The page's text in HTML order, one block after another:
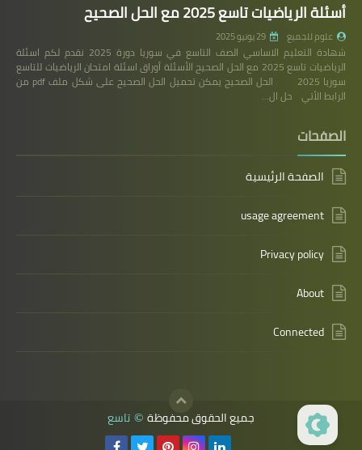
أسئلة الرياضيات تاسع 2025 مع الحل الصحيح
علوم للجميع 29 يونيو 2025
شهادة التعليم الاساسي الصف التاسع في سوريا دورة 2025 نقدم لكم اسئلة
الرياضيات تاسع 2025 مع الحل الصحيح الأسئلة أوراق اسئلة امتحان الرياضيات للتاسع
سوريا 2025 الحل الصحيح يمكن تحميل الحل الصحيح على شكل ملف pdf من
الرابط الأتي حل ال…
الصفحات
الصفحة الرئيسية
usage agreement
Privacy policy
About
Connected
جميع الحقوق محفوظة © تاسع